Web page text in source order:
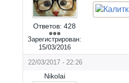
Ответов: 428
Зарегистрирован:
15/03/2016
22/03/2017 - 22:26
Nikolai